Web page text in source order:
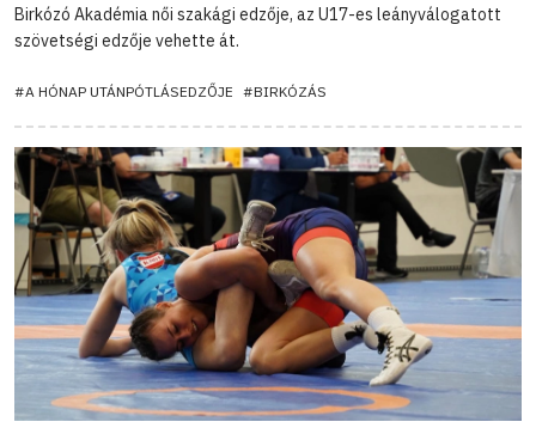
Birkózó Akadémia női szakági edzője, az U17-es leányválogatott
szövetségi edzője vehette át.
#A HÓNAP UTÁNPÓTLÁSEDZŐJE #BIRKÓZÁS